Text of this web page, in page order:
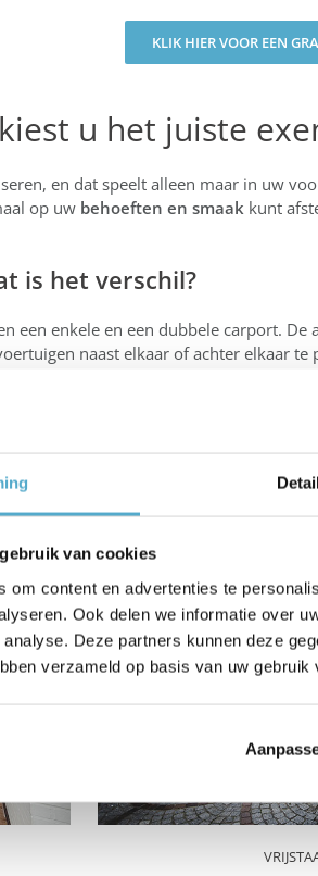
van cookies
om content en advertenties te
Ook delen we informatie over
Deze partners kunnen deze
verzameld op basis van uw gebruik
KLIK HIER VOOR EEN
u het juiste
en dat speelt alleen maar in uw
op uw behoeften en smaak kunt
is het verschil?
een enkele en een dubbele carport.
naast elkaar of achter elkaar
overkappen en de eventuele
carport ideaal.
plaatsen?
vrijstaand of tegen de gevel te
pro’s en contra’s van een vrijstaande en